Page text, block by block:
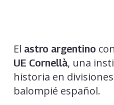
El astro argentino
UE Cornellà, una
historia en
balompié español.